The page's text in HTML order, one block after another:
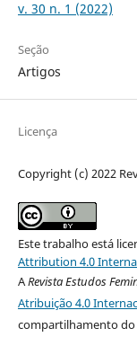
v. 30 n. 1 (2022)
Seção
Artigos
Licença
Copyright (c) 2022
Este trabalho está
Attribution 4.0
ARevista Estudos
Atribuição 4.0
compartilhamento